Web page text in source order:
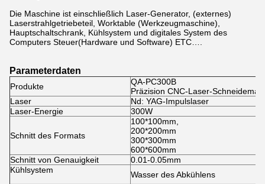
Die Maschine ist einschließlich Laser-Generator, (externes)
Laserstrahlgetriebeteil, Worktable (Werkzeugmaschine),
Hauptschaltschrank, Kühlsystem und digitales System des
Computers Steuer(Hardware und Software) ETC….
Parameterdaten
Produkte
QA-PC300B
Präzision CNC-Laser-
Laser
Nd: YAG-Impulslaser
Laser-Energie
300W
Schnitt des Formats
100*100mm,
200*200mm
300*300mm
600*600mm
Schnitt von Genauigkeit
0.01-0.05mm
Kühlsystem
Wasser des Abkühlens